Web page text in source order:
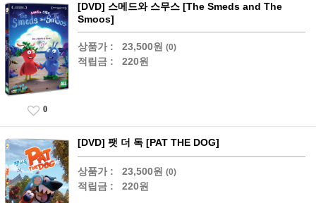
[DVD] 스메드와 스무스 [The Smeds and The
Smoos]
상품가 : 23,500원 (0)
적립금 : 220원
0
[DVD] 팻 더 독 [PAT THE DOG]
상품가 : 23,500원 (0)
적립금 : 220원